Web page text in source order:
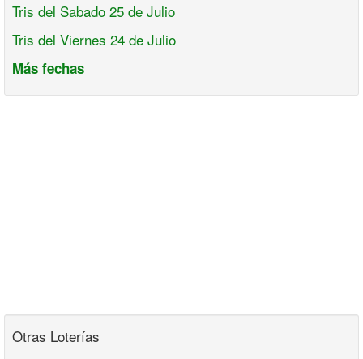
Tris del Sabado 25 de Julio
Tris del Viernes 24 de Julio
Más fechas
Otras Loterías